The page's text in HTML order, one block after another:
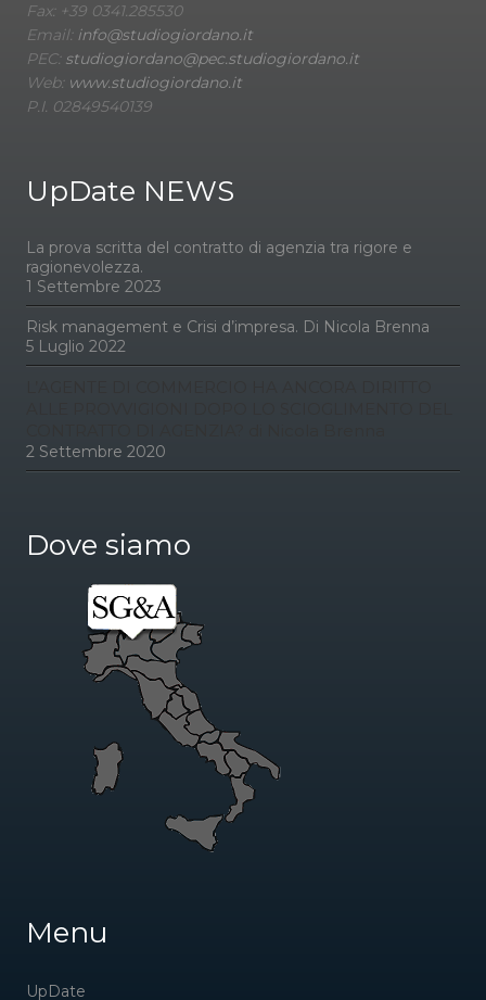
Fax: +39 0341.285530
Email: info@studiogiordano.it
PEC: studiogiordano@pec.studiogiordano.it
Web: www.studiogiordano.it
P.I. 02849540139
UpDate NEWS
La prova scritta del contratto di agenzia tra rigore e
ragionevolezza.
1 Settembre 2023
Risk management e Crisi d’impresa. Di Nicola Brenna
5 Luglio 2022
2 Settembre 2020
Dove siamo
Menu
UpDate